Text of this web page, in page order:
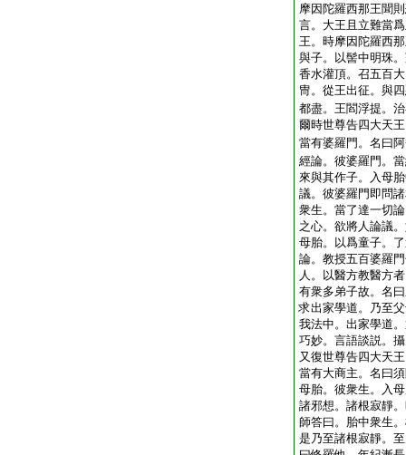
摩因陀羅西那王聞
言。大王且立難當
王。時摩因陀羅西
與子。以髻中明珠
香水灌頂。召五百
冑。從王出征。與
都盡。王閻浮提。
爾時世尊告四大天
當有婆羅門。名曰
經論。彼婆羅門。
來與其作子。入母
議。彼婆羅門即問
衆生。當了達一切
之心。欲將人論議
母胎。以爲童子。
論。教授五百婆羅
人。以醫方教醫方
有衆多弟子故。名
求出家學道。乃至
我法中。出家學道
巧妙。言語談説。
又復世尊告四大天
當有大商主。名曰
母胎。彼衆生。入
諸邪想。諸根寂靜
師答曰。胎中衆生
是乃至諸根寂靜。